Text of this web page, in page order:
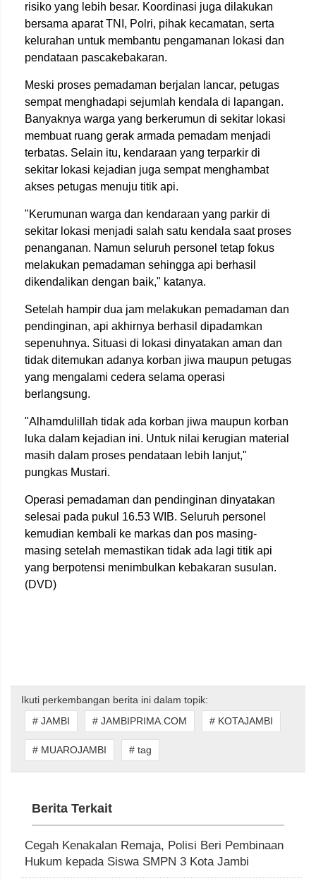
risiko yang lebih besar. Koordinasi juga dilakukan
bersama aparat TNI, Polri, pihak kecamatan, serta
kelurahan untuk membantu pengamanan lokasi dan
pendataan pascakebakaran.
Meski proses pemadaman berjalan lancar, petugas
sempat menghadapi sejumlah kendala di lapangan.
Banyaknya warga yang berkerumun di sekitar lokasi
membuat ruang gerak armada pemadam menjadi
terbatas. Selain itu, kendaraan yang terparkir di
sekitar lokasi kejadian juga sempat menghambat
akses petugas menuju titik api.
"Kerumunan warga dan kendaraan yang parkir di
sekitar lokasi menjadi salah satu kendala saat proses
penanganan. Namun seluruh personel tetap fokus
melakukan pemadaman sehingga api berhasil
dikendalikan dengan baik," katanya.
Setelah hampir dua jam melakukan pemadaman dan
pendinginan, api akhirnya berhasil dipadamkan
sepenuhnya. Situasi di lokasi dinyatakan aman dan
tidak ditemukan adanya korban jiwa maupun petugas
yang mengalami cedera selama operasi
berlangsung.
"Alhamdulillah tidak ada korban jiwa maupun korban
luka dalam kejadian ini. Untuk nilai kerugian material
masih dalam proses pendataan lebih lanjut,"
pungkas Mustari.
Operasi pemadaman dan pendinginan dinyatakan
selesai pada pukul 16.53 WIB. Seluruh personel
kemudian kembali ke markas dan pos masing-
masing setelah memastikan tidak ada lagi titik api
yang berpotensi menimbulkan kebakaran susulan.
(DVD)
Ikuti perkembangan berita ini dalam topik:
# JAMBI
# JAMBIPRIMA.COM # KOTAJAMBI
# MUAROJAMBI # tag
Berita Terkait
Cegah Kenakalan Remaja, Polisi Beri Pembinaan
Hukum kepada Siswa SMPN 3 Kota Jambi